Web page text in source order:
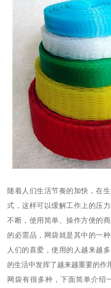
随着人们生活节奏的加快，在
式，这样可以缓解工作上的压
不断，使用简单、操作方便的
的必需品，网袋就是其中的一
人们的喜爱，使用的人越来越
的生活中发挥了越来越重要的作
网袋有很多种，下面简单介绍